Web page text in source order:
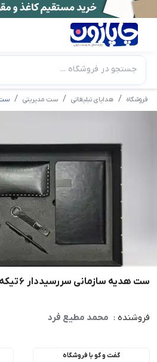
جستجو در فروشگاه ...
فروشگاه هدایای تبلیغاتی ست مدیریتی
ست هدیه سازمانی سررسیددار 6تیکه سپهران کد1600
فروشنده : محمد مطیع فرد
گفت و گو با فروشگاه